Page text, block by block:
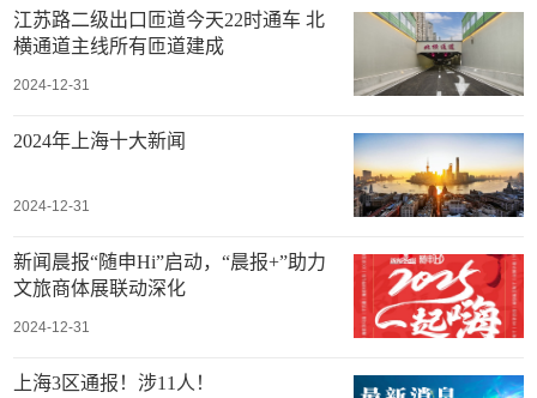
江苏路二级出口匝道今天22时通车 北
横通道主线所有匝道建成
2024-12-31
2024年上海十大新闻
2024-12-31
新闻晨报“随申Hi”启动，“晨报+”助力
文旅商体展联动深化
2024-12-31
上海3区通报！涉11人！